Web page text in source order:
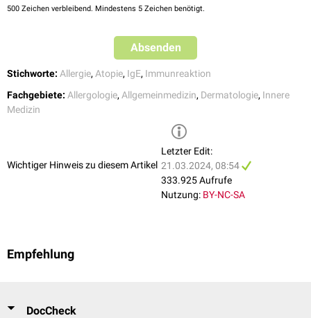
500 Zeichen verbleibend. Mindestens 5 Zeichen benötigt.
Absenden
Stichworte: Allergie, Atopie, IgE, Immunreaktion
Fachgebiete: Allergologie, Allgemeinmedizin, Dermatologie, Innere
Medizin
Wichtiger Hinweis zu diesem Artikel
Letzter Edit:
21.03.2024, 08:54
333.925 Aufrufe
Nutzung: BY-NC-SA
Empfehlung
DocCheck